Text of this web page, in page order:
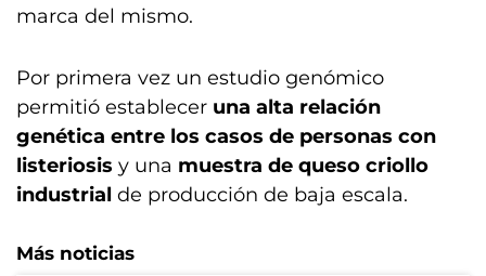
marca del mismo.
Por primera vez un estudio genómico
permitió establecer una alta relación
genética entre los casos de personas con
listeriosis y una muestra de queso criollo
industrial de producción de baja escala.
Más noticias